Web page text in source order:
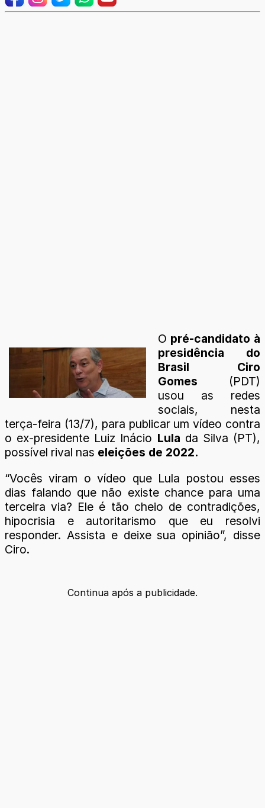
O pré-candidato à
presidência do
Brasil Ciro
Gomes (PDT)
usou as redes
sociais, nesta
terça-feira (13/7), para publicar um vídeo contra
o ex-presidente Luiz Inácio Lula da Silva (PT),
possível rival nas eleições de 2022.
“Vocês viram o vídeo que Lula postou esses
dias falando que não existe chance para uma
terceira via? Ele é tão cheio de contradições,
hipocrisia e autoritarismo que eu resolvi
responder. Assista e deixe sua opinião”, disse
Ciro.
Continua após a publicidade.